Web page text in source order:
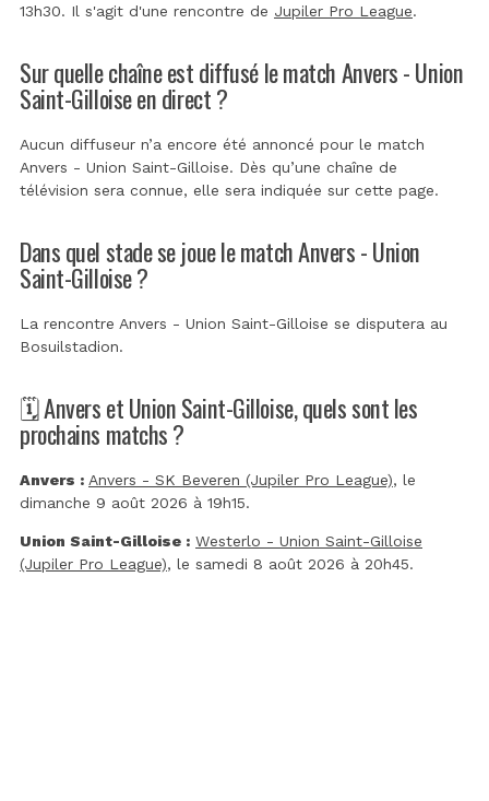
13h30. Il s'agit d'une rencontre de Jupiler Pro League.
Sur quelle chaîne est diffusé le match Anvers - Union
Saint-Gilloise en direct ?
Aucun diffuseur n’a encore été annoncé pour le match
Anvers - Union Saint-Gilloise. Dès qu’une chaîne de
télévision sera connue, elle sera indiquée sur cette page.
Dans quel stade se joue le match Anvers - Union
Saint-Gilloise ?
La rencontre Anvers - Union Saint-Gilloise se disputera au
Bosuilstadion.
🗓️ Anvers et Union Saint-Gilloise, quels sont les
prochains matchs ?
Anvers : Anvers - SK Beveren (Jupiler Pro League), le
dimanche 9 août 2026 à 19h15.
Union Saint-Gilloise : Westerlo - Union Saint-Gilloise
(Jupiler Pro League), le samedi 8 août 2026 à 20h45.